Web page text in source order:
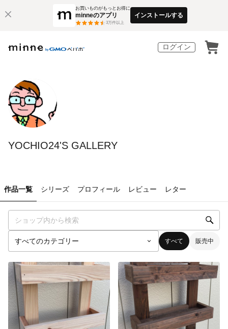
お買いものがもっとお得に
minneのアプリ
3万件以上
インストールする
ログイン
YOCHIO24'S GALLERY
作品一覧 シリーズ プロフィール レビュー レター
すべて 販売中